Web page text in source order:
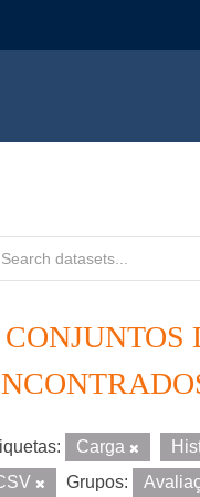
CONJUNTOS
Carga
Grupos: